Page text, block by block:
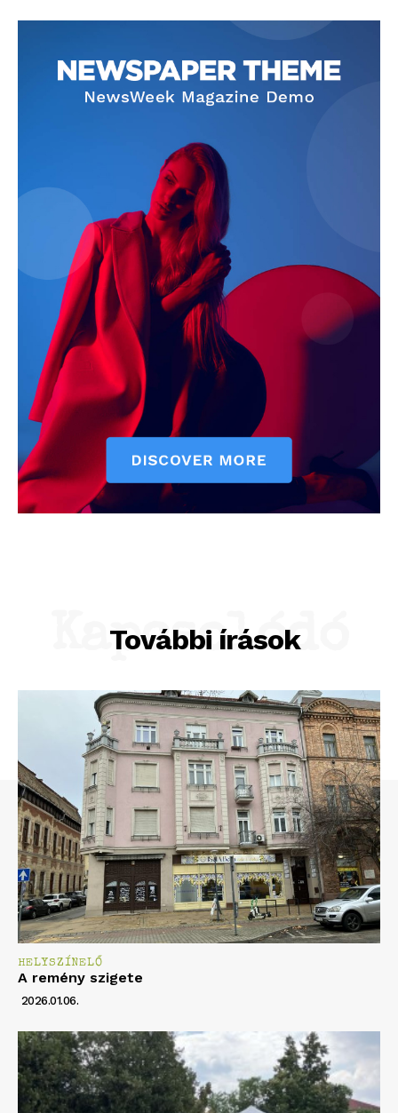
További írások
Kapcsolódó
HELYSZÍNELŐ
A remény szigete
2026.01.06.